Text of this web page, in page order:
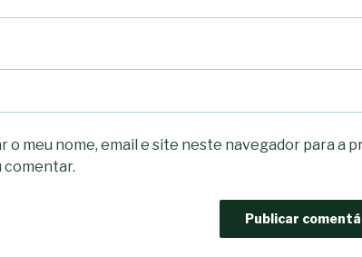
o meu nome, email e site neste navegador para a
comentar.